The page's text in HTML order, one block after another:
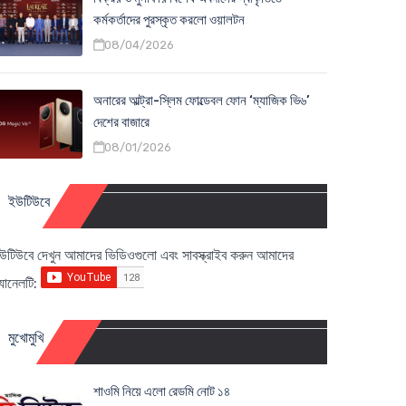
কর্মকর্তাদের পুরস্কৃত করলো ওয়ালটন
08/04/2026
অনারের আল্ট্রা-স্লিম ফোল্ডেবল ফোন ‘ম্যাজিক ভি৬’
দেশের বাজারে
08/01/2026
ইউটিউবে
দেখুন আমাদের ভিডিওগুলো এবং সাবস্ক্রাইব করুন আমাদের
মুখোমুখি
শাওমি নিয়ে এলো রেডমি নোট ১৪